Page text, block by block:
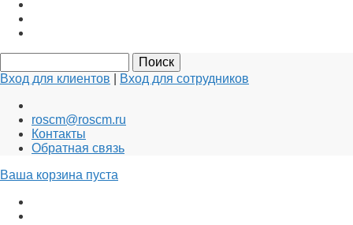
Вход для клиентов Вход для сотрудников
roscm@roscm.ru
Контакты
Обратная связь
Ваша корзина пуста